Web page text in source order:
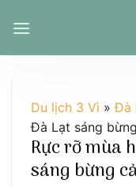
đến
Du lịch 3 Vì »Đà
Đà Lạt sáng
Rực rỡ mùa
sáng bừng